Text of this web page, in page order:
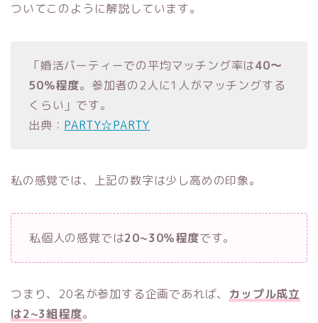
ついてこのように解説しています。
「婚活パーティーでの平均マッチング率は40～
50％程度。参加者の2人に1人がマッチングする
くらい」です。
出典： PARTY☆PARTY
私の感覚では、上記の数字は少し高めの印象。
私個人の感覚では20~30％程度です。
つまり、20名が参加する企画であれば、 カップル成立
は2~3組程度。